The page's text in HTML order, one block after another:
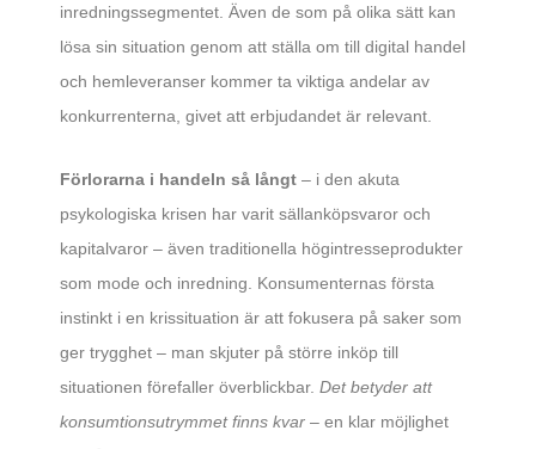
inredningssegmentet. Även de som på olika sätt kan
lösa sin situation genom att ställa om till digital handel
och hemleveranser kommer ta viktiga andelar av
konkurrenterna, givet att erbjudandet är relevant.
Förlorarna i handeln så långt – i den akuta
psykologiska krisen har varit sällanköpsvaror och
kapitalvaror – även traditionella högintresseprodukter
som mode och inredning. Konsumenternas första
instinkt i en krissituation är att fokusera på saker som
ger trygghet – man skjuter på större inköp till
situationen förefaller överblickbar. Det betyder att
konsumtionsutrymmet finns kvar – en klar möjlighet